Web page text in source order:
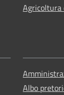
Agricoltura
Albo